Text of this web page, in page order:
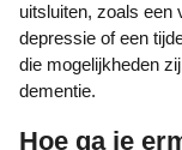
uitsluiten, zoals een
depressie of een
die mogelijkheden
dementie.
Hoe ga je